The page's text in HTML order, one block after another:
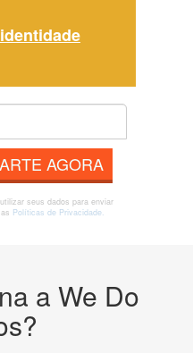
AGORA
seus dados para enviar
Políticas de Privacidade.
a We Do